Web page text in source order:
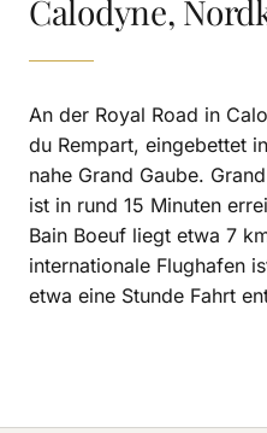
Calodyne,
An der Royal Road in
du Rempart, eingebettet
nahe Grand Gaube.
ist in rund 15 Minuten
Bain Boeuf liegt etwa 7
internationale Flughafen
etwa eine Stunde Fahrt